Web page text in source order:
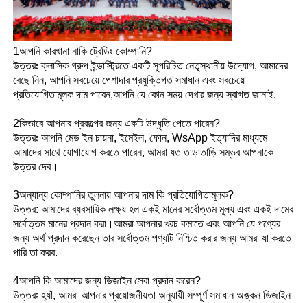
1আপনি কারখানা নাকি ট্রেডিং কোম্পানি?
উত্তরঃ ক্লাসিক গ্রুপ ইন্ডাস্ট্রিতে একটি সুপরিচিত নেতৃস্থানীয় উদ্যোগ, আমাদের
বেছে নিন, আপনি সবচেয়ে পেশাদার প্রযুক্তিগত সমাধান এবং সবচেয়ে
প্রতিযোগিতামূলক দাম পাবেন,আপনি যে কোন সময় দেখার জন্য স্বাগত জানাই.
2কিভাবে আপনার প্রকল্পের জন্য একটি উদ্ধৃতি পেতে পারেন?
উত্তরঃ আপনি মেড ইন চায়না, ইমেইল, ফোন, WsApp ইত্যাদির মাধ্যমে
আমাদের সাথে যোগাযোগ করতে পারেন, আমরা যত তাড়াতাড়ি সম্ভব আপনাকে
উত্তর দেব।
3অন্যান্য কোম্পানির তুলনায় আপনার দাম কি প্রতিযোগিতামূলক?
উত্তর: আমাদের ব্যবসায়িক লক্ষ্য হল একই মানের সর্বোত্তম মূল্য এবং একই দামের
সর্বোত্তম মানের প্রদান করা।আমরা আপনার খরচ কমাতে এবং আপনি যে পণ্যের
জন্য অর্থ প্রদান করেছেন তার সর্বোত্তম পণ্যটি নিশ্চিত করার জন্য আমরা যা করতে
পারি তা করব.
4আপনি কি আমাদের জন্য ডিজাইন সেবা প্রদান করেন?
উত্তরঃ হ্যাঁ, আমরা আপনার প্রয়োজনীয়তা অনুযায়ী সম্পূর্ণ সমাধান অঙ্কন ডিজাইন